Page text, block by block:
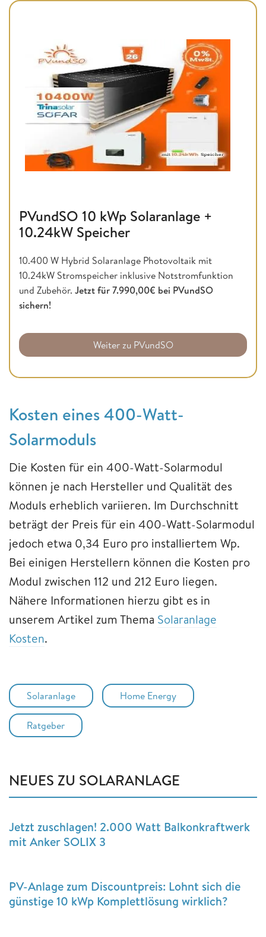
PVundSO 10 kWp Solaranlage +
10.24kW Speicher
10.400 W Hybrid Solaranlage Photovoltaik mit
10.24kW Stromspeicher inklusive Notstromfunktion
und Zubehör. Jetzt für 7.990,00€ bei PVundSO
sichern!
Weiter zu PVundSO
Kosten eines 400-Watt-
Solarmoduls
Die Kosten für ein 400-Watt-Solarmodul
können je nach Hersteller und Qualität des
Moduls erheblich variieren. Im Durchschnitt
beträgt der Preis für ein 400-Watt-Solarmodul
jedoch etwa 0,34 Euro pro installiertem Wp.
Bei einigen Herstellern können die Kosten pro
Modul zwischen 112 und 212 Euro liegen.
Nähere Informationen hierzu gibt es in
unserem Artikel zum Thema Solaranlage
Kosten.
Solaranlage Home Energy
Ratgeber
NEUES ZU SOLARANLAGE
Jetzt zuschlagen! 2.000 Watt Balkonkraftwerk
mit Anker SOLIX 3
PV-Anlage zum Discountpreis: Lohnt sich die
günstige 10 kWp Komplettlösung wirklich?